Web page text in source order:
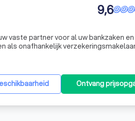
9,6
vaste partner voor al uw bankzaken en
als onafhankelijk
Ontvang